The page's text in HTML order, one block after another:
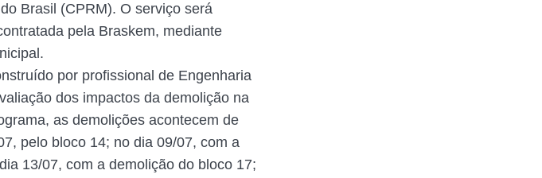
Brasil (CPRM). O serviço será
pela Braskem, mediante
por profissional de Engenharia
dos impactos da demolição na
as demolições acontecem de
pelo bloco 14; no dia 09/07, com a
13/07, com a demolição do bloco 17;